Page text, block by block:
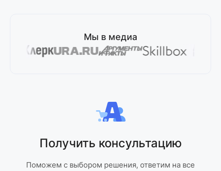
Мы в медиа
Получить консультацию
Поможем с выбором решения, ответим на все